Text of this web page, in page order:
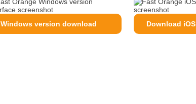
Windows version download Download iOS